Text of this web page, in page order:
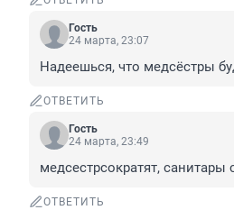
Гость
24 марта, 23:07
Надеешься, что медсёстры
ОТВЕТИТЬ
Гость
24 марта, 23:49
медсестрсократят, санитары
ОТВЕТИТЬ